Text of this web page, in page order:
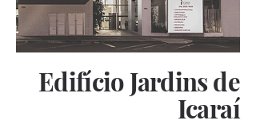
Edifício Jardins de
Icaraí